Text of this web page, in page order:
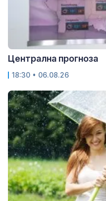
Централна прогноза
18:30 • 06.08.26